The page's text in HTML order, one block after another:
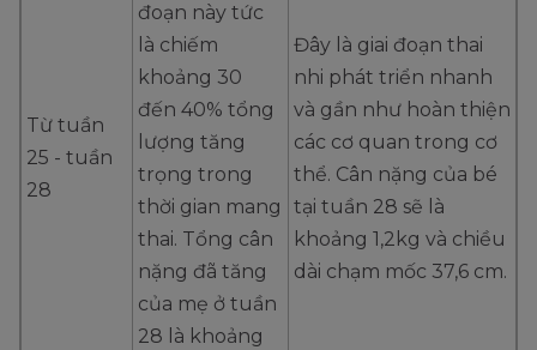
Từ tuần
25 - tuần
28
đoạn này tức
là chiếm
khoảng 30
đến 40% tổng
lượng tăng
trọng trong
thời gian mang
thai. Tổng cân
nặng đã tăng
của mẹ ở tuần
28 là khoảng
Đây là giai đoạn thai
nhi phát triển nhanh
và gần như hoàn thiện
các cơ quan trong cơ
thể. Cân nặng của bé
tại tuần 28 sẽ là
khoảng 1,2kg và chiều
dài chạm mốc 37,6 cm.